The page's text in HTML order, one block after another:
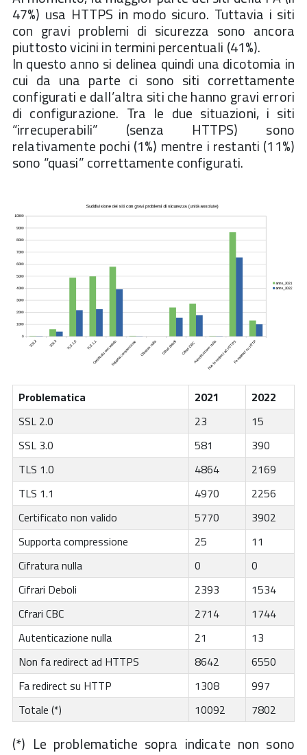
47%) usa HTTPS in modo sicuro. Tuttavia i siti
con gravi problemi di sicurezza sono ancora
piuttosto vicini in termini percentuali (41%).
In questo anno si delinea quindi una dicotomia in
cui da una parte ci sono siti correttamente
configurati e dall’altra siti che hanno gravi errori
di configurazione. Tra le due situazioni, i siti
“irrecuperabili” (senza HTTPS) sono
relativamente pochi (1%) mentre i restanti (11%)
sono “quasi” correttamente configurati.
Problematica 2021
2022
SSL 2.0
23
15
SSL 3.0
581
390
TLS 1.0
4864
2169
TLS 1.1
4970
2256
Certificato non valido
5770
3902
Supporta compressione
25
11
Cifratura nulla
0
0
Cifrari Deboli
2393
1534
Cfrari CBC
2714
1744
Autenticazione nulla
21
13
Non fa redirect ad HTTPS
8642
6550
Fa redirect su HTTP
1308
997
Totale (*)
10092 7802
(*) Le problematiche sopra indicate non sono